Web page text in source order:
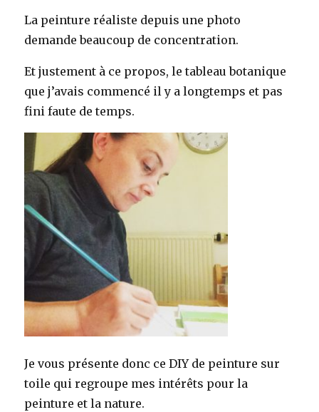
La peinture réaliste depuis une photo
demande beaucoup de concentration.
Et justement à ce propos, le tableau botanique
que j’avais commencé il y a longtemps et pas
fini faute de temps.
Je vous présente donc ce DIY de peinture sur
toile qui regroupe mes intérêts pour la
peinture et la nature.